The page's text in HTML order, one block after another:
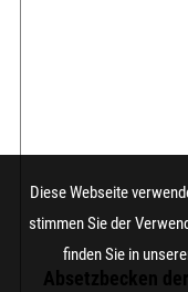
Absetzbecken
Diese Webseite
stimmen Sie der
finden Sie in